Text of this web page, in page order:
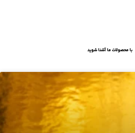
با محصولات ما آشنا شوید